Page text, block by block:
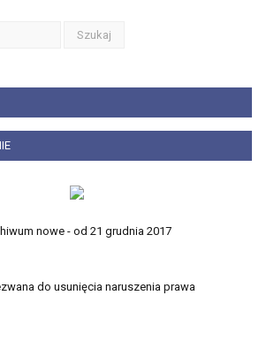
nowe - od 21 grudnia 2017
do usunięcia naruszenia prawa